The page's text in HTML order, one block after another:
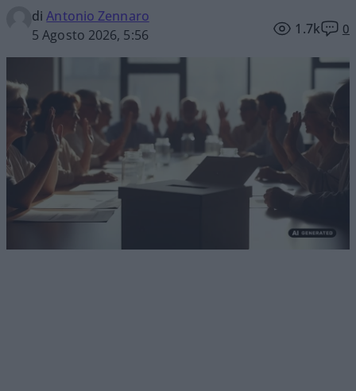
diAntonio Zennaro
5 Agosto 2026, 5:56
1.7k 0